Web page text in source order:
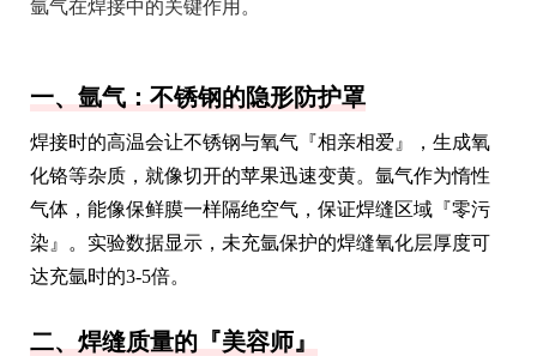
氩气在焊接中的关键作用。
一、氩气：不锈钢的隐形防护罩
焊接时的高温会让不锈钢与氧气『相亲相爱』，生成氧
化铬等杂质，就像切开的苹果迅速变黄。氩气作为惰性
气体，能像保鲜膜一样隔绝空气，保证焊缝区域『零污
染』。实验数据显示，未充氩保护的焊缝氧化层厚度可
达充氩时的3-5倍。
二、焊缝质量的『美容师』